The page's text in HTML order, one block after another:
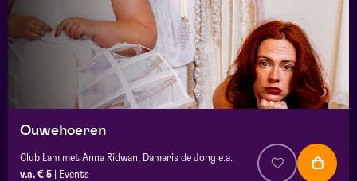
Ouwehoeren
Club Lam met Anna Ridwan, Damaris de Jong e.a.
v.a. € 5
Events